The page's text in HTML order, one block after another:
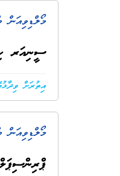
ސީނިއަރ
އިތުރަށް